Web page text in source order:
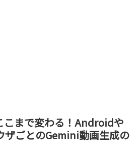
こまで変わる！Androidや
ザごとのGemini動画生成の